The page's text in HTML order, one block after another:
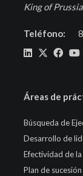
King of
Teléfono:
Áreas de
Búsqueda de
Desarrollo de
Efectividad de la
Plan de sucesión